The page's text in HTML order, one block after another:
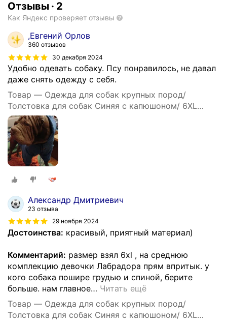
Отзывы · 2
Как Яндекс проверяет отзывы
,Евгений Орлов
360 отзывов
30 декабря 2024
Удобно одевать собаку. Псу понравилось, не давал
даже снять одежду с себя.
Товар — Одежда для собак крупных пород/
Толстовка для собак Синяя с капюшоном/ 6XL
Family Pet
Александр Дмитриевич
23 отзыва
29 ноября 2024
Достоинства: красивый, приятный материал)
Комментарий: размер взял 6хl , на среднюю
комплекцию девочки Лабрадора прям впритык. у
кого собака пошире грудью и спиной, берите
больше. нам главное… Читать ещё
Товар — Одежда для собак крупных пород/
Толстовка для собак Синяя с капюшоном/ 6XL